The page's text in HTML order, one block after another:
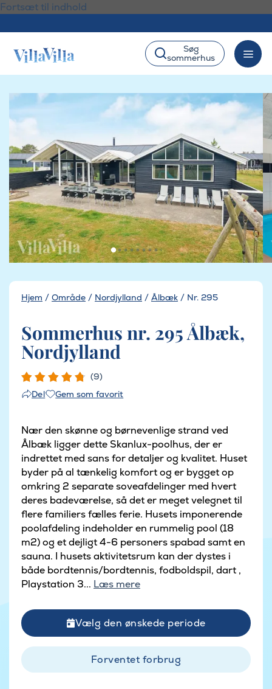
Fortsæt til indhold
Søg
sommerhus
Hjem / Område / Nordjylland / Ålbæk / Nr. 295
Sommerhus nr. 295 Ålbæk,
Nordjylland
(9)
Del
Gem som favorit
Nær den skønne og børnevenlige strand ved
Ålbæk ligger dette Skanlux-poolhus, der er
indrettet med sans for detaljer og kvalitet. Huset
byder på al tænkelig komfort og er bygget op
omkring 2 separate soveafdelinger med hvert
deres badeværelse, så det er meget velegnet til
flere familiers fælles ferie. Husets imponerende
poolafdeling indeholder en rummelig pool (18
m2) og et dejligt 4-6 personers spabad samt en
sauna. I husets aktivitetsrum kan der dystes i
både bordtennis/bordtennis, fodboldspil, dart ,
Playstation 3... Læs mere
Vælg den ønskede periode
Forventet forbrug